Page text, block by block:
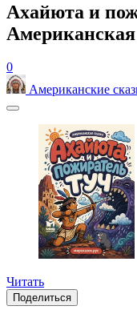
Ахайюта и
Американская
0
Американские
Читать
Поделиться